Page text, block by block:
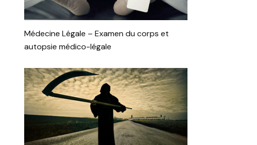
Médecine Légale – Examen du corps et
autopsie médico-légale